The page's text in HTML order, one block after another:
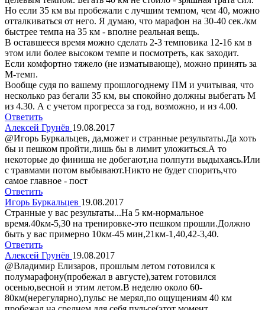
Но если 35 км вы пробежали с лучшим темпом, чем 40, можно
отталкиваться от него. Я думаю, что марафон на 30-40 сек./км
быстрее темпа на 35 км - вполне реальная вещь.
В оставшееся время можно сделать 2-3 темповика 12-16 км в
этом или более высоком темпе и посмотреть, как заходит.
Если комфортно тяжело (не изматывающе), можно принять за
М-темп.
Вообще судя по вашему прошлогоднему ПМ и учитывая, что
несколько раз бегали 35 км, вы спокойно должны выбегать М
из 4.30. А с учетом прогресса за год, возможно, и из 4.00.
Ответить
Алексей Грунёв 19.08.2017
@Игорь Буркальцев, да,может и странные результаты.Да хоть
бы и пешком пройти,лишь бы в лимит уложиться.А то
некоторые до финиша не добегают,на полпути выдыхаясь.Или
с травмами потом выбывают.Никто не будет спорить,что
самое главное - пост
Ответить
Игорь Буркальцев 19.08.2017
Странные у вас результаты...На 5 км-нормальное
время.40км-5,30 на тренировке-это пешком прошли.Должно
быть у вас примерно 10км-45 мин,21км-1,40,42-3,40.
Ответить
Алексей Грунёв 19.08.2017
@Владимир Елизаров, прошлым летом готовился к
полумарафону(пробежал в августе),затем готовился
осенью,весной и этим летом.В неделю около 60-
80км(нерегулярно),пульс не мерял,по ощущениям 40 км